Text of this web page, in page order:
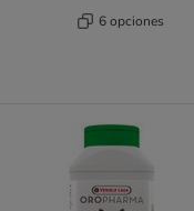
6 opciones